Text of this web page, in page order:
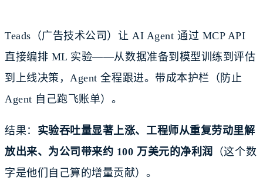
Teads（广告技术公司）让 AI Agent 通过 MCP API
直接编排 ML 实验——从数据准备到模型训练到评估
到上线决策，Agent 全程跟进。带成本护栏（防止
Agent 自己跑飞账单）。
结果： 实验吞吐量显著上涨、工程师从重复劳动里解
放出来、为公司带来约 100 万美元的净利润
（这个数
字是他们自己算的增量贡献）。